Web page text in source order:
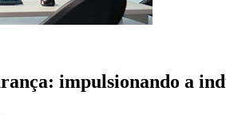
impulsionando a